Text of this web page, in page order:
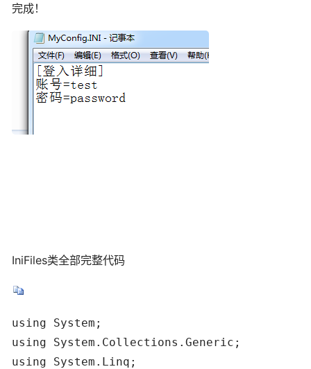
完成！
IniFiles类全部完整代码
using System;
using System.Collections.Generic;
using System.Linq;